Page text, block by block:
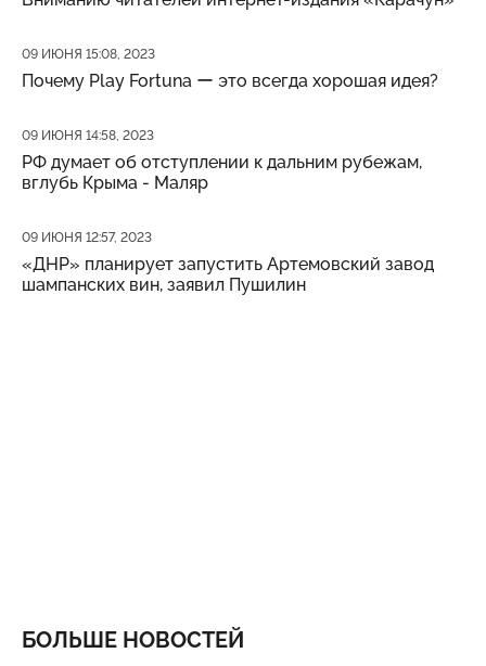
Дата публикации
09 ИЮНЯ 15:08, 2023
Почему Play Fortuna ー это всегда хорошая идея?
Дата публикации
09 ИЮНЯ 14:58, 2023
РФ думает об отступлении к дальним рубежам,
вглубь Крыма - Маляр
Дата публикации
09 ИЮНЯ 12:57, 2023
«ДНР» планирует запустить Артемовский завод
шампанских вин, заявил Пушилин
БОЛЬШЕ НОВОСТЕЙ